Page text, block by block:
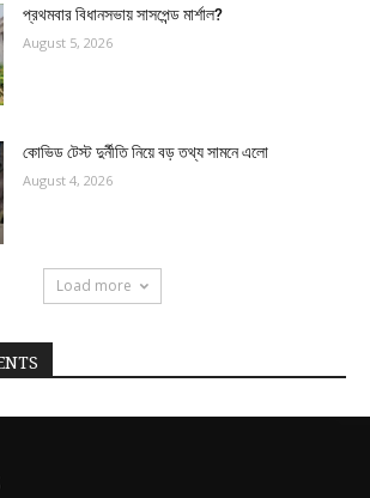
প্রথমবার বিধানসভায় সাসপেন্ড মার্শাল?
August 5, 2026
কোভিড টেস্ট দুর্নীতি নিয়ে বড় তথ্য সামনে এলো
August 4, 2026
Load more